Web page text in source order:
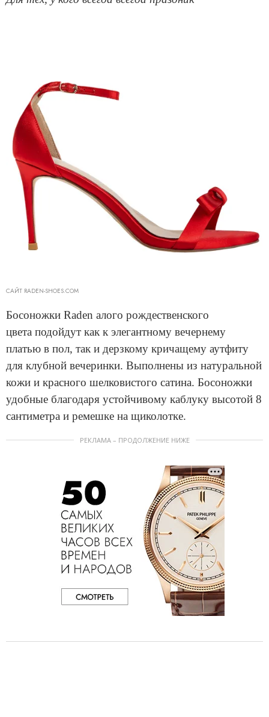
САЙТ RADEN-SHOES.COM
Босоножки Raden алого рождественского
цвета подойдут как к элегантному вечернему
платью в пол, так и дерзкому кричащему аутфиту
для клубной вечеринки. Выполнены из натуральной
кожи и красного шелковистого сатина. Босоножки
удобные благодаря устойчивому каблуку высотой 8
сантиметра и ремешке на щиколотке.
РЕКЛАМА – ПРОДОЛЖЕНИЕ НИЖЕ